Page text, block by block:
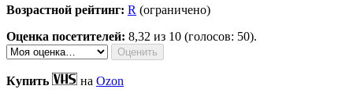
Возрастной рейтинг: R (ограничено)
Оценка посетителей: 8,32 из 10 (голосов: 50).
Купить на Ozon